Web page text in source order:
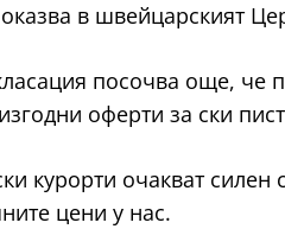
в швейцарският
посочва още, че
оферти за ски
курорти очакват
цени у нас.